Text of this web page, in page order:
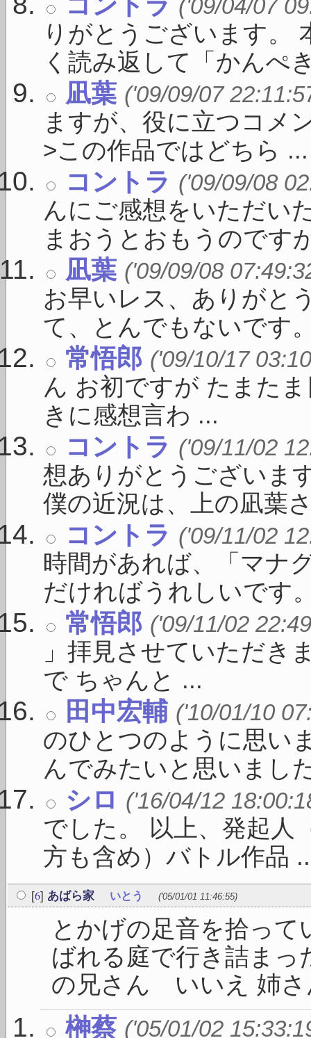
('09/04/07
りがとうございます。
く読み返して「かんぺ
凪葉 ('09/09/07
ますが、役に立つコメ
>この作品ではどちら ...
コントラ ('09/09/08
んにご感想をいただい
まおうとおもうのです
凪葉 ('09/09/08
お早いレス、ありがと
て、とんでもないです
常悟郎 ('09/10/17
ん お初ですが たまた
きに感想言わ ...
コントラ ('09/11/02
想ありがとうございま
僕の近況は、上の凪葉
コントラ ('09/11/02
時間があれば、「マナ
だければうれしいです
常悟郎 ('09/11/02
」拝見させていただき
で ちゃんと ...
田中宏輔 ('10/01/10
のひとつのように思い
んでみたいと思いまし
シロ ('16/04/12
でした。 以上、発起人
方も含め）バトル作品
[6] あばら家 いとう ('05/01/01 11:46:55)
とかげの足音を拾っ
ばれる庭で行き詰まっ
の兄さん いいえ 姉さ
榊蔡 ('05/01/02